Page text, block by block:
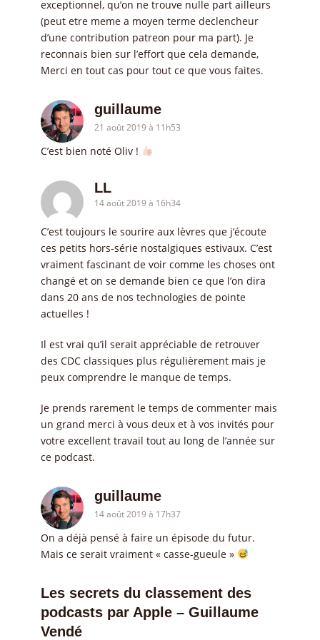
exceptionnel, qu’on ne trouve nulle part ailleurs
(peut etre meme a moyen terme declencheur
d’une contribution patreon pour ma part). Je
reconnais bien sur l’effort que cela demande,
Merci en tout cas pour tout ce que vous faites.
guillaume
21 août 2019 à 11h53
C’est bien noté Oliv !
LL
14 août 2019 à 16h34
C’est toujours le sourire aux lèvres que j’écoute
ces petits hors-série nostalgiques estivaux. C’est
vraiment fascinant de voir comme les choses ont
changé et on se demande bien ce que l’on dira
dans 20 ans de nos technologies de pointe
actuelles !
Il est vrai qu’il serait appréciable de retrouver
des CDC classiques plus régulièrement mais je
peux comprendre le manque de temps.
Je prends rarement le temps de commenter mais
un grand merci à vous deux et à vos invités pour
votre excellent travail tout au long de l’année sur
ce podcast.
guillaume
14 août 2019 à 17h37
On a déjà pensé à faire un épisode du futur.
Mais ce serait vraiment « casse-gueule »
Les secrets du classement des
podcasts par Apple – Guillaume
Vendé